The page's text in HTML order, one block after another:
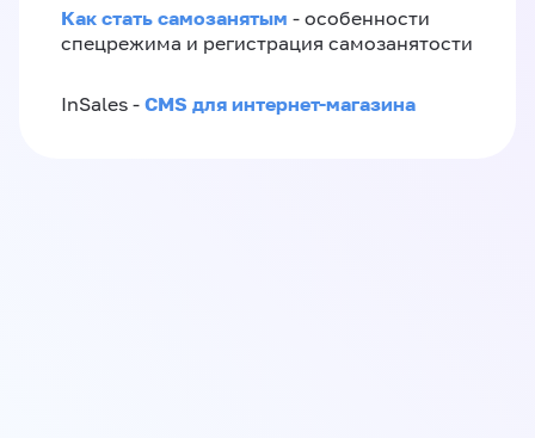
Как стать самозанятым - особенности
спецрежима и регистрация самозанятости
InSales - CMS для интернет-магазина